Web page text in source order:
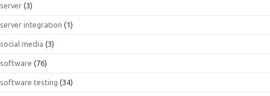
server (3)
server integration (1)
social media (3)
software (76)
software testing (34)